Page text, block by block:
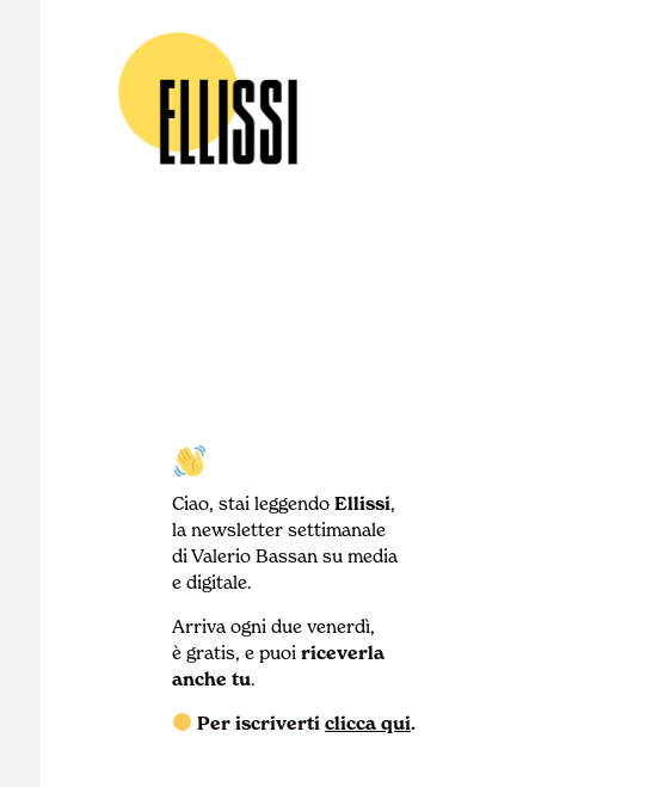
Ciao, stai leggendo Ellissi,
la newsletter settimanale
di Valerio Bassan su media
e digitale.
Arriva ogni due venerdì,
è gratis, e puoi riceverla
anche tu.
Per iscriverticlicca qui.